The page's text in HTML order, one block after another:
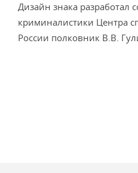
Дизайн знака разработал
криминалистики Центра
России полковник В.В.